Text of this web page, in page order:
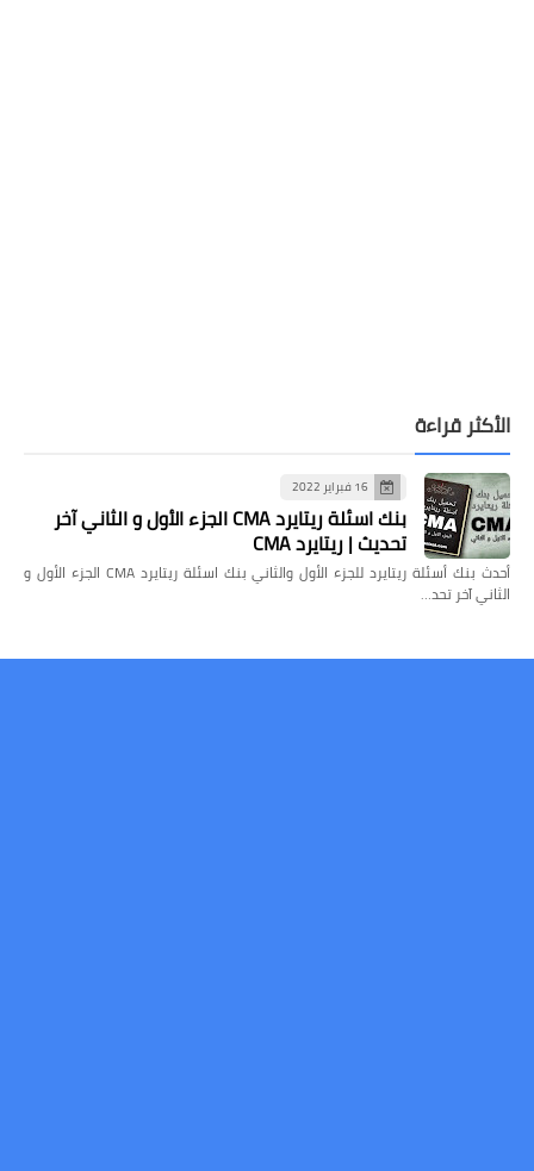
الأكثر قراءة
16 فبراير 2022
بنك اسئلة ريتايرد CMA الجزء الأول و الثاني آخر
تحديث | ريتايرد CMA
أحدث بنك أسئلة ريتايرد للجزء الأول والثاني بنك اسئلة ريتايرد CMA الجزء الأول و
الثاني آخر تحد…